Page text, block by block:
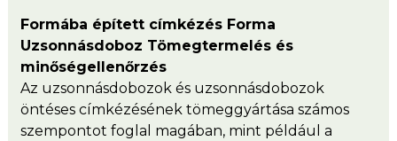
Formába épített címkézés Forma
Uzsonnásdoboz Tömegtermelés és
minőségellenőrzés
Az uzsonnásdobozok és uzsonnásdobozok
öntéses címkézésének tömeggyártása számos
szempontot foglal magában, mint például a